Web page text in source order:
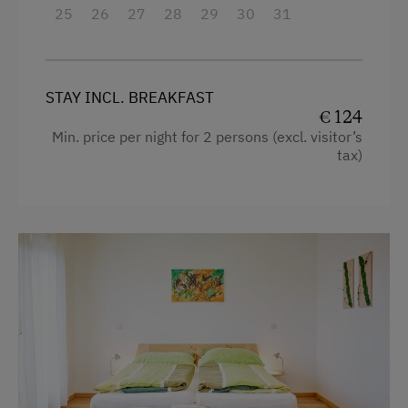
Riding Hall
Tennis Court
Hiking
Long-Distance Cycling Routes
E-Bike Rental
25
26
27
28
29
30
31
STAY INCL. BREAKFAST
€ 124
Min. price per night for 2 persons (excl. visitor’s
tax)